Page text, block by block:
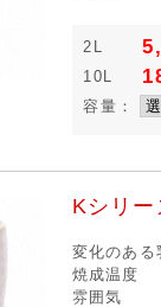
2L
10L
容量：
Kシリ
変化のある
焼成温度
雰囲気